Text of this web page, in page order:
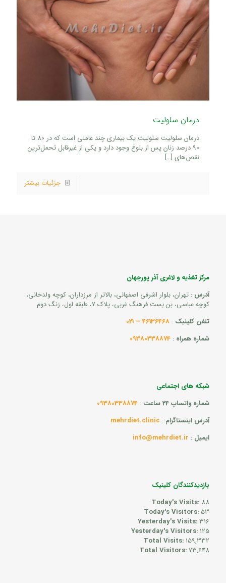
درمان سلولیت
درمان سلولیت سلولیت یک بیماری چند عاملی است که در 80 تا
90 درصد زنان پس از بلوغ وجود دارد و یکی از غیرقابل تحمل‌ترین
نقص‌های […]
جزئیات بیشتر
مرکز تغذیه و لاغری آذر پورجهان
آدرس : تهران، بلوار اشرفی اصفهانی، بالاتر از مرزداران، کوچه ولدخانی،
کوچه عباسی، بن بست فرهنگ غربی، پلاک 7، طبقه اول، زنگ دوم
تلفن کلینیک :
46136468 – 021
شماره همراه :
09380338874
شبکه های اجتماعی
شماره واتساپ 24 ساعت
:
09380338874
آدرس اینستاگرام :
mehrdiet.clinic
ایمیل :
info@mehrdiet.ir
بازدیدکنندگان کلینیک
Today's Visits: 88
Today's Visitors: 53
Yesterday's Visits:316
Yesterday's Visitors:125
Total Visits:159,332
Total Visitors:73,648